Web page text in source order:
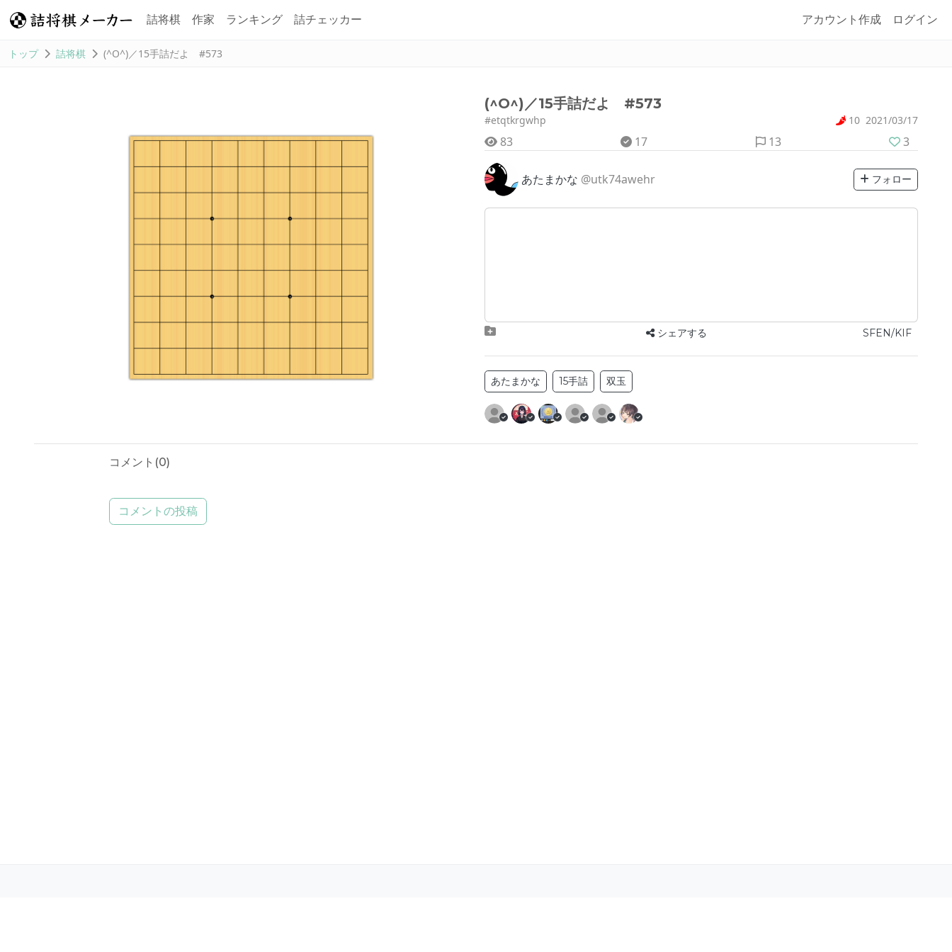
詰将棋 作家 ランキング 詰チェッカー アカウント作成 ログイン
トップ 詰将棋 (^O^)／15手詰だよ #573
(^O^)／15手詰だよ #573
#etqtkrgwhp 10 2021/03/17
83 17 13 3
あたまかな @utk74awehr フォロー
シェアする SFEN/KIF
あたまかな 15手詰 双玉
コメント(0)
コメントの投稿